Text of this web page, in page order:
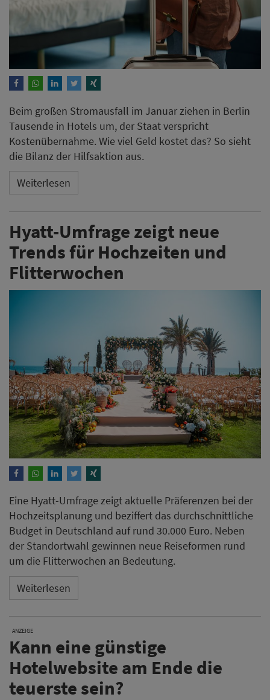
Beim großen Stromausfall im Januar ziehen in Berlin
Tausende in Hotels um, der Staat verspricht
Kostenübernahme. Wie viel Geld kostet das? So sieht
die Bilanz der Hilfsaktion aus.
Weiterlesen
Hyatt-Umfrage zeigt neue
Trends für Hochzeiten und
Flitterwochen
Eine Hyatt-Umfrage zeigt aktuelle Präferenzen bei der
Hochzeitsplanung und beziffert das durchschnittliche
Budget in Deutschland auf rund 30.000 Euro. Neben
der Standortwahl gewinnen neue Reiseformen rund
um die Flitterwochen an Bedeutung.
Weiterlesen
ANZEIGE
Kann eine günstige
Hotelwebsite am Ende die
teuerste sein?